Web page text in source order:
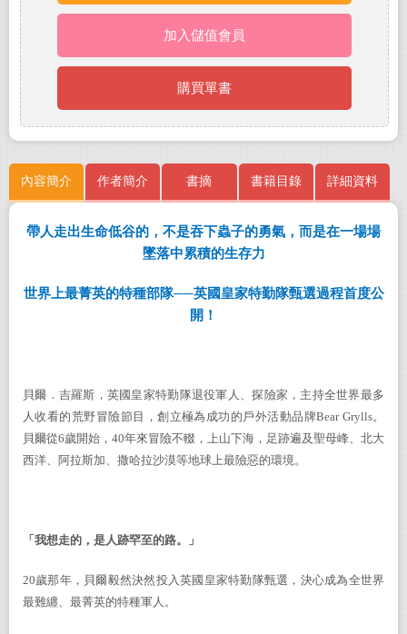
加入儲值會員
購買單書
內容簡介 作者簡介 書摘 書籍目錄 詳細資料
帶人走出生命低谷的，不是吞下蟲子的勇氣，而是在一場場
墜落中累積的生存力
世界上最菁英的特種部隊──英國皇家特勤隊甄選過程首度公
開！
貝爾．吉羅斯，英國皇家特勤隊退役軍人、探險家，主持全世界最多
人收看的荒野冒險節目，創立極為成功的戶外活動品牌Bear Grylls。
貝爾從6歲開始， 40年來冒險不輟，上山下海，足跡遍及聖母峰、北大
西洋、阿拉斯加、撒哈拉沙漠等地球上最險惡的環境。
「我想走的，是人跡罕至的路。」
20歲那年，貝爾毅然決然投入英國皇家特勤隊甄選，決心成為全世界
最難纏、最菁英的特種軍人。